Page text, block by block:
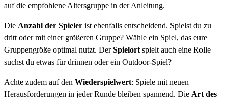
auf die empfohlene Altersgruppe in der Anleitung.
Die Anzahl der Spieler ist ebenfalls entscheidend. Spielst du zu
dritt oder mit einer größeren Gruppe? Wähle ein Spiel, das eure
Gruppengröße optimal nutzt. DerSpielort spielt auch eine Rolle –
suchst du etwas für drinnen oder ein Outdoor-Spiel?
Achte zudem auf den Wiederspielwert: Spiele mit neuen
Herausforderungen in jeder Runde bleiben spannend. Die Art des